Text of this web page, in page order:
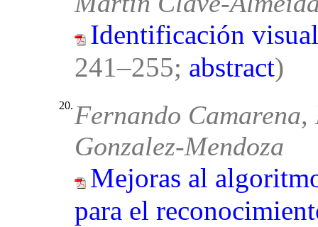
Identificación
241–255; abstract)
20. Fernando
Gonzalez-Mendoza
Mejoras al
para el